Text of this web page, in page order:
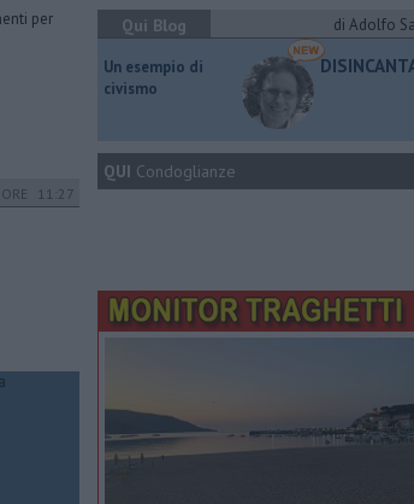
per
ORE 11:27
Qui Blog di Adolfo
​Un esempio di
civismo
QUI Condoglianze